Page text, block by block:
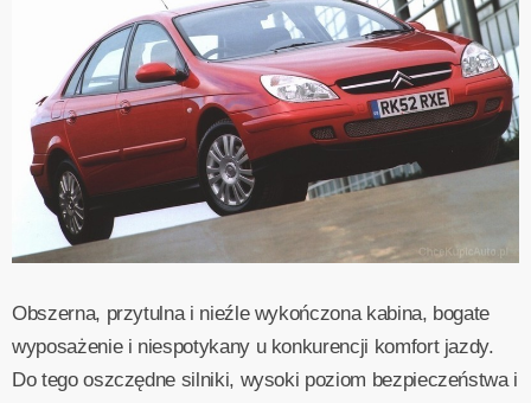
Obszerna, przytulna i nieźle wykończona kabina, bogate
wyposażenie i niespotykany u konkurencji komfort jazdy.
Do tego oszczędne silniki, wysoki poziom bezpieczeństwa i